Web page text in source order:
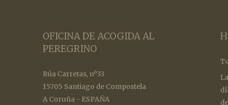
OFICINA DE ACOGIDA AL
PEREGRINO
Rúa Carretas, nº33
15705 Santiago de Compostela
A Coruña - ESPAÑA